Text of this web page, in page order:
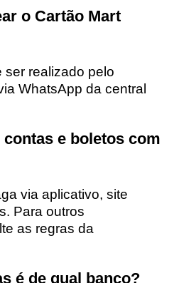
o Cartão Mart
ser realizado pelo
WhatsApp da central
e boletos com
via aplicativo, site
Para outros
as regras da
é de qual banco?